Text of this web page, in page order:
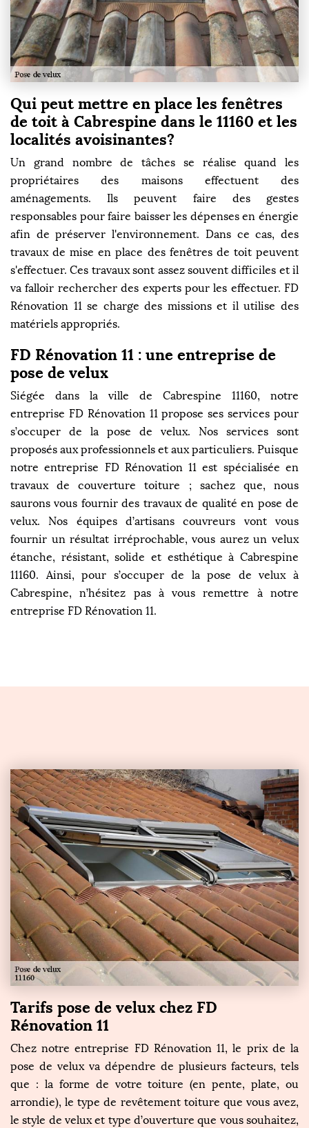
Qui peut mettre en place les fenêtres
de toit à Cabrespine dans le 11160 et les
localités avoisinantes?
Un grand nombre de tâches se réalise quand les
propriétaires des maisons effectuent des
aménagements. Ils peuvent faire des gestes
responsables pour faire baisser les dépenses en énergie
afin de préserver l'environnement. Dans ce cas, des
travaux de mise en place des fenêtres de toit peuvent
s'effectuer. Ces travaux sont assez souvent difficiles et il
va falloir rechercher des experts pour les effectuer. FD
Rénovation 11 se charge des missions et il utilise des
matériels appropriés.
FD Rénovation 11 : une entreprise de
pose de velux
Siégée dans la ville de Cabrespine 11160, notre
entreprise FD Rénovation 11 propose ses services pour
s’occuper de la pose de velux. Nos services sont
proposés aux professionnels et aux particuliers. Puisque
notre entreprise FD Rénovation 11 est spécialisée en
travaux de couverture toiture ; sachez que, nous
saurons vous fournir des travaux de qualité en pose de
velux. Nos équipes d’artisans couvreurs vont vous
fournir un résultat irréprochable, vous aurez un velux
étanche, résistant, solide et esthétique à Cabrespine
11160. Ainsi, pour s’occuper de la pose de velux à
Cabrespine, n’hésitez pas à vous remettre à notre
entreprise FD Rénovation 11.
Tarifs pose de velux chez FD
Rénovation 11
Chez notre entreprise FD Rénovation 11, le prix de la
pose de velux va dépendre de plusieurs facteurs, tels
que : la forme de votre toiture (en pente, plate, ou
arrondie), le type de revêtement toiture que vous avez,
le style de velux et type d’ouverture que vous souhaitez,